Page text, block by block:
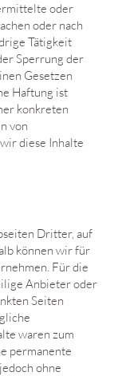
oder
oder nach
Tätigkeit
Sperrung der
Gesetzen
Haftung ist
konkreten
von
diese Inhalte
Dritter, auf
können wir für
Für die
Anbieter oder
Seiten
waren zum
permanente
ohne